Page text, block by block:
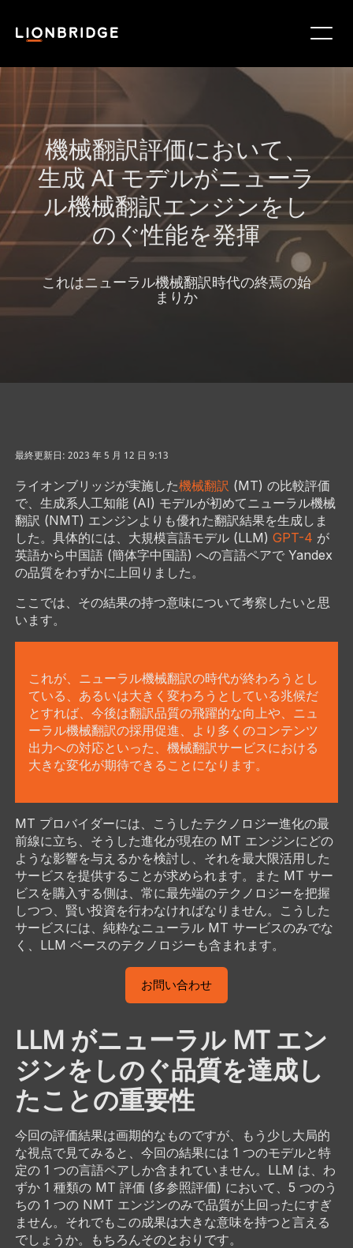
機械翻訳評価において、
生成 AI モデルがニューラ
ル機械翻訳エンジンをし
のぐ性能を発揮
これはニューラル機械翻訳時代の終焉の始
まりか
最終更新日: 2023 年 5 月 12 日 9:13
ライオンブリッジが実施した機械翻訳 (MT) の比較評価
で、生成系人工知能 (AI) モデルが初めてニューラル機械
翻訳 (NMT) エンジンよりも優れた翻訳結果を生成しま
した。具体的には、大規模言語モデル (LLM) GPT-4 が
英語から中国語 (簡体字中国語) への言語ペアで Yandex
の品質をわずかに上回りました。
ここでは、その結果の持つ意味について考察したいと思
います。
これが、ニューラル機械翻訳の時代が終わろうとし
ている、あるいは大きく変わろうとしている兆候だ
とすれば、今後は翻訳品質の飛躍的な向上や、ニュ
ーラル機械翻訳の採用促進、より多くのコンテンツ
出力への対応といった、機械翻訳サービスにおける
大きな変化が期待できることになります。
MT プロバイダーには、こうしたテクノロジー進化の最
前線に立ち、そうした進化が現在の MT エンジンにどの
ような影響を与えるかを検討し、それを最大限活用した
サービスを提供することが求められます。また MT サー
ビスを購入する側は、常に最先端のテクノロジーを把握
しつつ、賢い投資を行わなければなりません。こうした
サービスには、純粋なニューラル MT サービスのみでな
く、LLM ベースのテクノロジーも含まれます。
お問い合わせ
LLM がニューラル MT エン
ジンをしのぐ品質を達成し
たことの重要性
今回の評価結果は画期的なものですが、もう少し大局的
な視点で見てみると、今回の結果には 1 つのモデルと特
定の 1 つの言語ペアしか含まれていません。LLM は、わ
ずか 1 種類の MT 評価 (多参照評価) において、5 つのう
ちの 1 つの NMT エンジンのみで品質が上回ったにすぎ
ません。それでもこの成果は大きな意味を持つと言える
でしょうか。もちろんそのとおりです。